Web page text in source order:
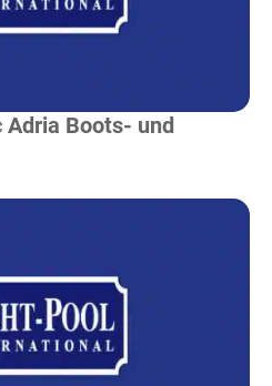
Adria Boots- und
Lesen